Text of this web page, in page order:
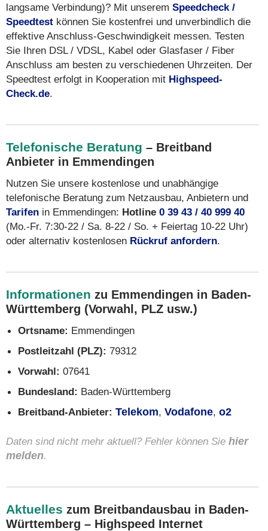
langsame Verbindung)? Mit unserem Speedcheck /
Speedtest können Sie kostenfrei und unverbindlich die
effektive Anschluss-Geschwindigkeit messen. Testen
Sie Ihren DSL / VDSL, Kabel oder Glasfaser / Fiber
Anschluss am besten zu verschiedenen Uhrzeiten. Der
Speedtest erfolgt in Kooperation mit Highspeed-
Check.de.
Telefonische Beratung – Breitband
Anbieter in Emmendingen
Nutzen Sie unsere kostenlose und unabhängige
telefonische Beratung zum Netzausbau, Anbietern und
Tarifen in Emmendingen: Hotline 0 39 43 / 40 999 40
(Mo.-Fr. 7:30-22 / Sa. 8-22 / So. + Feiertag 10-22 Uhr)
oder alternativ kostenlosen Rückruf anfordern.
Informationen zu Emmendingen in Baden-
Württemberg (Vorwahl, PLZ usw.)
Ortsname: Emmendingen
Postleitzahl (PLZ): 79312
Vorwahl: 07641
Bundesland: Baden-Württemberg
Breitband-Anbieter: Telekom, Vodafone, o2
Daten sind nicht mehr aktuell? Fehler können Sie hier
melden.
Aktuelles zum Breitbandausbau in Baden-
Württemberg – Highspeed Internet